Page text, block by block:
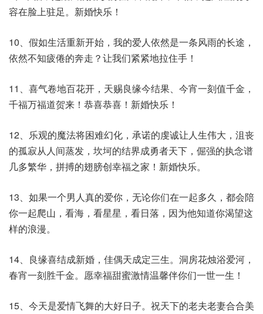
容在脸上驻足。新婚快乐！
10、假如生活重新开始，我的爱人依然是一条风雨的长途，
依然不知疲倦的奔走？让我们紧紧地拉住手！
11、喜气卷地百花开，天赐良缘今结果、今宵一刻值千金，
千福万福道贺来！恭喜恭喜！新婚快乐！
12、乐观的魔法将困难幻化，承诺的虔诚让人生伟大，沮丧
的孤寂从人间蒸发，坎坷的结界成勇者天下，倔强的执念谱
几多繁华，拼搏的翅膀创幸福之家！新婚快乐。
13、如果一个男人真的爱你，无论你们在一起多久，都会陪
你一起爬山，看海，看星星，看日落，因为他知道你渴望这
样的浪漫。
14、良缘喜结成新婚，佳偶天成定三生。洞房花烛浴爱河，
春宵一刻胜千金。愿幸福甜蜜激情温馨伴你们一世一生！
15、今天是爱情飞舞的大好日子。祝天下的老夫老妻合合美